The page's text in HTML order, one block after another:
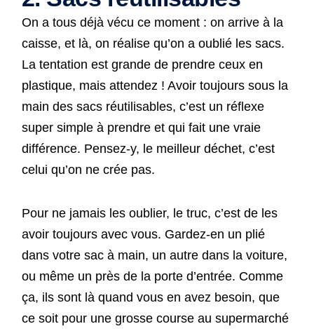
On a tous déjà vécu ce moment : on arrive à la
caisse, et là, on réalise qu’on a oublié les sacs.
La tentation est grande de prendre ceux en
plastique, mais attendez ! Avoir toujours sous la
main des sacs réutilisables, c’est un réflexe
super simple à prendre et qui fait une vraie
différence. Pensez-y, le meilleur déchet, c’est
celui qu’on ne crée pas.
Pour ne jamais les oublier, le truc, c’est de les
avoir toujours avec vous. Gardez-en un plié
dans votre sac à main, un autre dans la voiture,
ou même un près de la porte d’entrée. Comme
ça, ils sont là quand vous en avez besoin, que
ce soit pour une grosse course au supermarché